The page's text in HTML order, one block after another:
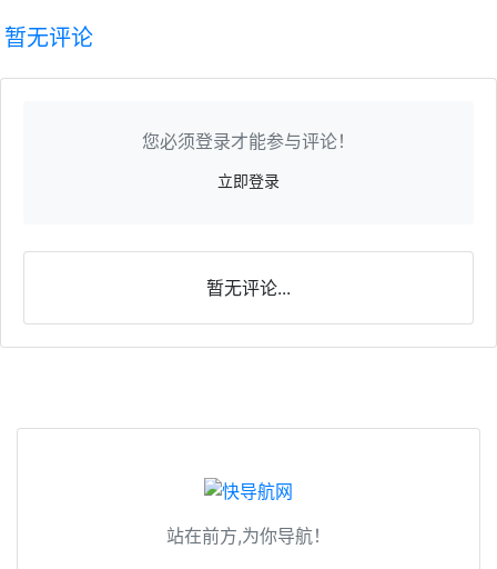
暂无评论
您必须登录才能参与评论！
立即登录
暂无评论...
站在前方,为你导航！